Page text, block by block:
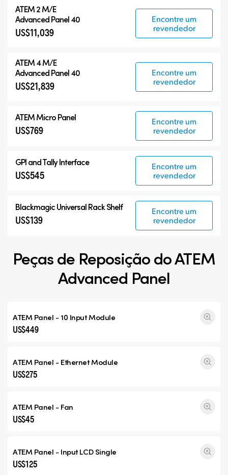
ATEM 2 M/E
Advanced Panel 40
US$11,039
Encontre um
revendedor
ATEM 4 M/E
Advanced Panel 40
US$21,839
Encontre um
revendedor
ATEM Micro Panel
US$769
Encontre um
revendedor
GPI and Tally Interface
US$545
Encontre um
revendedor
Blackmagic Universal Rack Shelf
US$139
Encontre um
revendedor
Peças de Reposição do ATEM
Advanced Panel
ATEM Panel - 10 Input Module
US$449
ATEM Panel - Ethernet Module
US$275
ATEM Panel - Fan
US$45
ATEM Panel - InputLCD Single
US$125